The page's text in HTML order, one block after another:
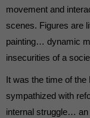
movement and
scenes. Figures are
painting… dynamic
insecurities of a
It was the time of the
sympathized with
internal struggle… an